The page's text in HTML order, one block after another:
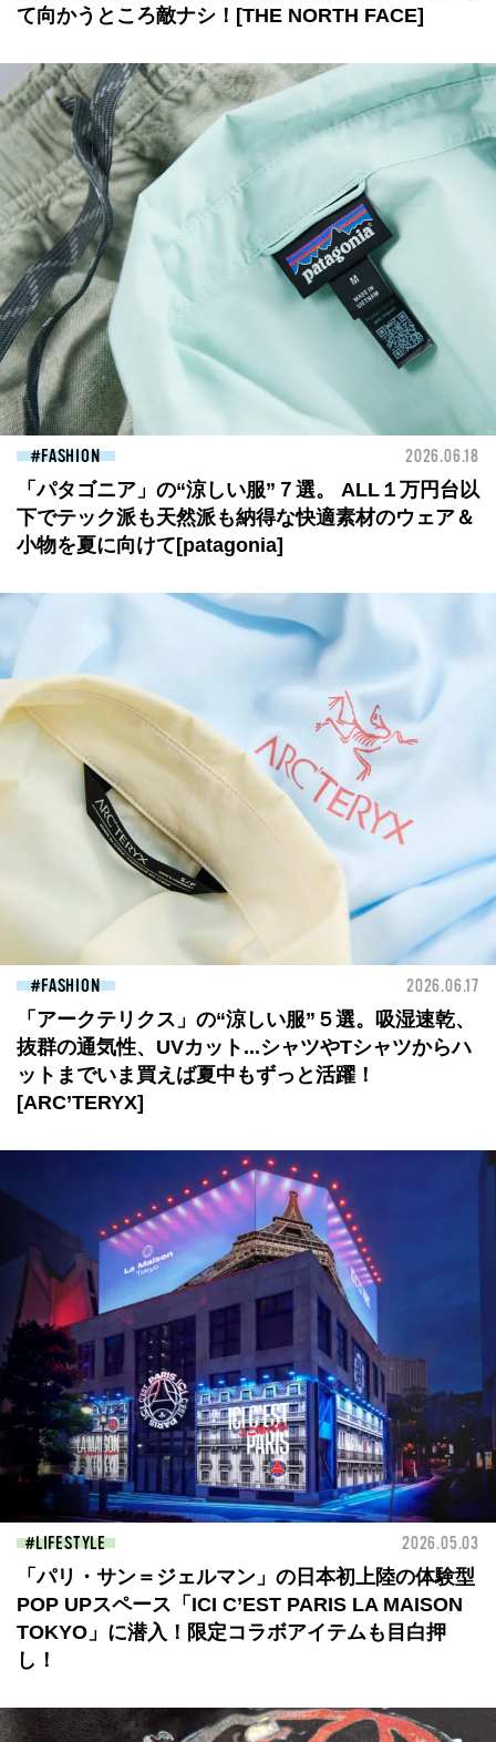
て向かうところ敵ナシ！[THE NORTH FACE]
FASHION 2026.06.18
「パタゴニア」の“涼しい服”７選。 ALL１万円台以
下でテック派も天然派も納得な快適素材のウェア＆
小物を夏に向けて[patagonia]
FASHION 2026.06.17
「アークテリクス」の“涼しい服”５選。吸湿速乾、
抜群の通気性、UVカット...シャツやTシャツからハ
ットまでいま買えば夏中もずっと活躍！
[ARC’TERYX]
LIFESTYLE 2026.05.03
「パリ・サン＝ジェルマン」の日本初上陸の体験型
POP UPスペース「ICI C’EST PARIS LA MAISON
TOKYO」に潜入！限定コラボアイテムも目白押
し！